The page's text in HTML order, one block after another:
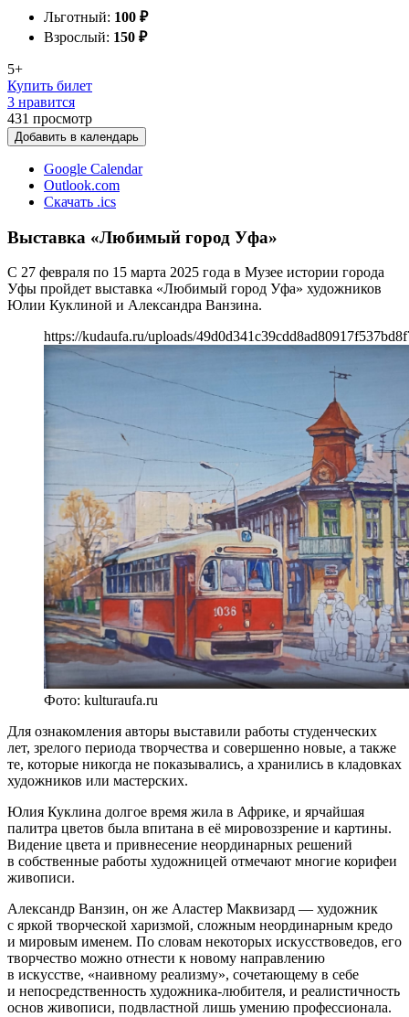
Льготный: 100 ₽
Взрослый: 150 ₽
5+
Купить билет
3 нравится
431 просмотр
Добавить в календарь
Google Calendar
Outlook.com
Скачать .ics
Выставка «Любимый город Уфа»
С 27 февраля по 15 марта 2025 года в Музее истории города
Уфы пройдет выставка «Любимый город Уфа» художников
Юлии Куклиной и Александра Ванзина.
https://kudaufa.ru/uploads/
Фото: kulturaufa.ru
Для ознакомления авторы выставили работы студенческих
лет, зрелого периода творчества и совершенно новые, а также
те, которые никогда не показывались, а хранились в кладовках
художников или мастерских.
Юлия Куклина долгое время жила в Африке, и ярчайшая
палитра цветов была впитана в её мировоззрение и картины.
Видение цвета и привнесение неординарных решений
в собственные работы художницей отмечают многие корифеи
живописи.
Александр Ванзин, он же Аластер Маквизард — художник
с яркой творческой харизмой, сложным неординарным кредо
и мировым именем. По словам некоторых искусствоведов, его
творчество можно отнести к новому направлению
в искусстве, «наивному реализму», сочетающему в себе
и непосредственность художника-любителя, и реалистичность
основ живописи, подвластной лишь умению профессионала.